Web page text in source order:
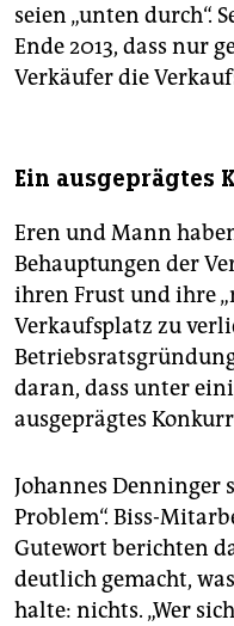
seien „unten durch“.
Ende 2013, dass nur
Verkäufer die
Ein ausgeprägtes
Eren und Mann
Behauptungen der
ihren Frust und ihre
Verkaufsplatz zu
daran, dass unter
ausgeprägtes
Johannes Denninger
Problem“. Biss-
Gutewort berichten
deutlich gemacht,
halte: nichts. „Wer